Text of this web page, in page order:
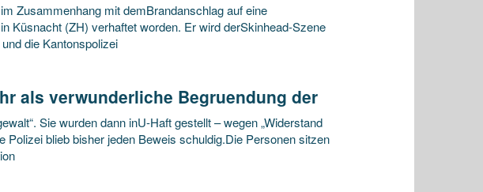
Zusammenhang mit demBrandanschlag auf eine
Küsnacht (ZH) verhaftet worden. Er wird derSkinhead-Szene
die Kantonspolizei
als verwunderliche Begruendung der
Sie wurden dann inU-Haft gestellt – wegen „Widerstand
Polizei blieb bisher jeden Beweis schuldig.Die Personen sitzen